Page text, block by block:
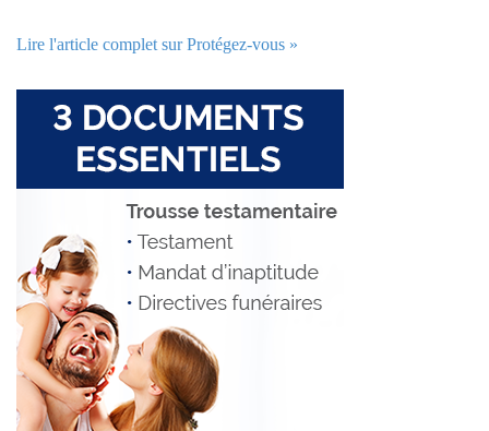
Lire l'article complet sur Protégez-vous »